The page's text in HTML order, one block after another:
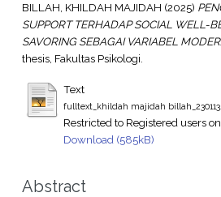
BILLAH, KHILDAH MAJIDAH (2025)
SUPPORT TERHADAP SOCIAL WELL-
SAVORING SEBAGAI VARIABEL
thesis, Fakultas Psikologi.
Text
fulltext_khildah majidah
Restricted to Registered users
Download (585kB)
Abstract